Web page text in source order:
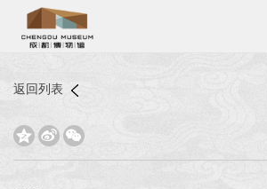
返回列表
  